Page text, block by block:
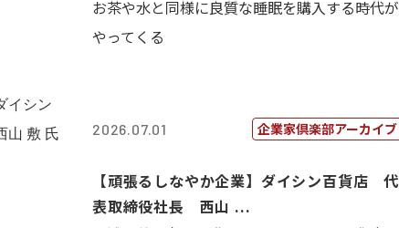
お茶や水と同様に良質な睡眠を購入する時代が
やってくる
2026.07.01 企業家倶楽部アーカイブ
【頑張るしなやか企業】ダイシン百貨店 代
表取締役社長 西山 ...